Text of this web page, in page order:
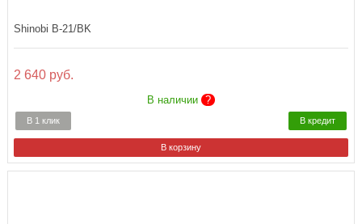
Shinobi B-21/BK
2 640 руб.
В наличии ?
В 1 клик В кредит